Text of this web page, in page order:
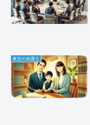
東京の弁護士